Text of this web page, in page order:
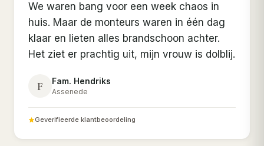
We waren bang voor een week chaos in
huis. Maar de monteurs waren in één dag
klaar en lieten alles brandschoon achter.
Het ziet er prachtig uit, mijn vrouw is dolblij.
F Fam. Hendriks
Assenede
Geverifieerde klantbeoordeling